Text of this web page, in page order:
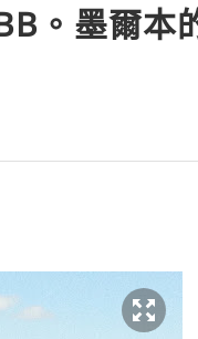
。墨爾本